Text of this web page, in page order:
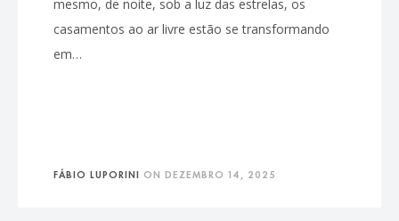
mesmo, de noite, sob a luz das estrelas, os
casamentos ao ar livre estão se transformando
em…
FÁBIO LUPORINI ON DEZEMBRO 14, 2025